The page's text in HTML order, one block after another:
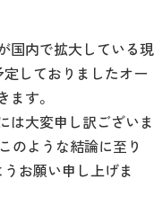
国内で拡大している現
定しておりましたオー
す。
は大変申し訳ございま
のような結論に至り
お願い申し上げま